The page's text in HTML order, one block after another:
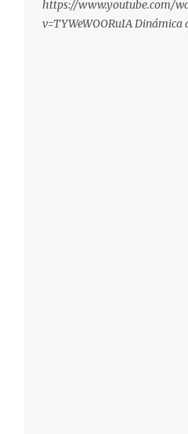
https://www.youtube.com/
v=TYWeWOORuIA Dinámica